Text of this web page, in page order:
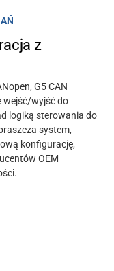
z
G5 CAN
wejść/wyjść do
logiką sterowania do
system,
konfigurację,
OEM